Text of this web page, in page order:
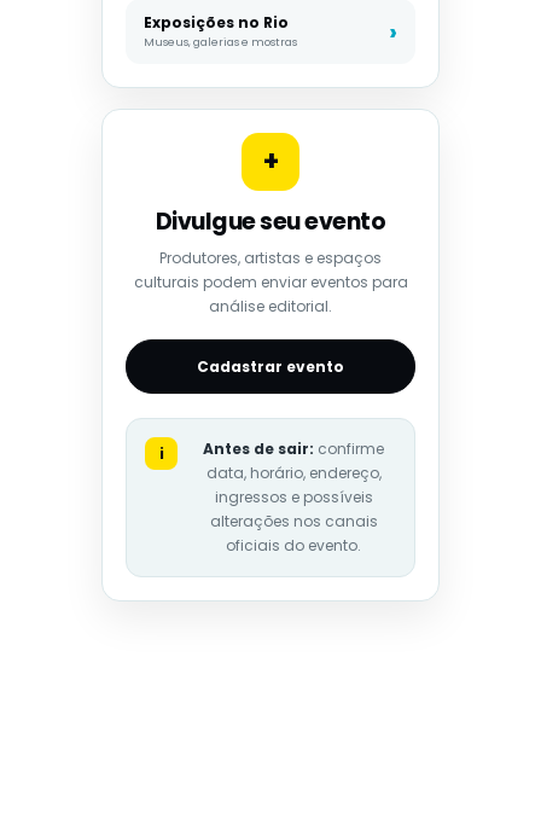
Exposições no Rio
Museus, galerias e mostras
+
Divulgue seu evento
Produtores, artistas e espaços
culturais podem enviar eventos para
análise editorial.
Cadastrar evento
i Antes de sair: confirme
data, horário, endereço,
ingressos e possíveis
alterações nos canais
oficiais do evento.